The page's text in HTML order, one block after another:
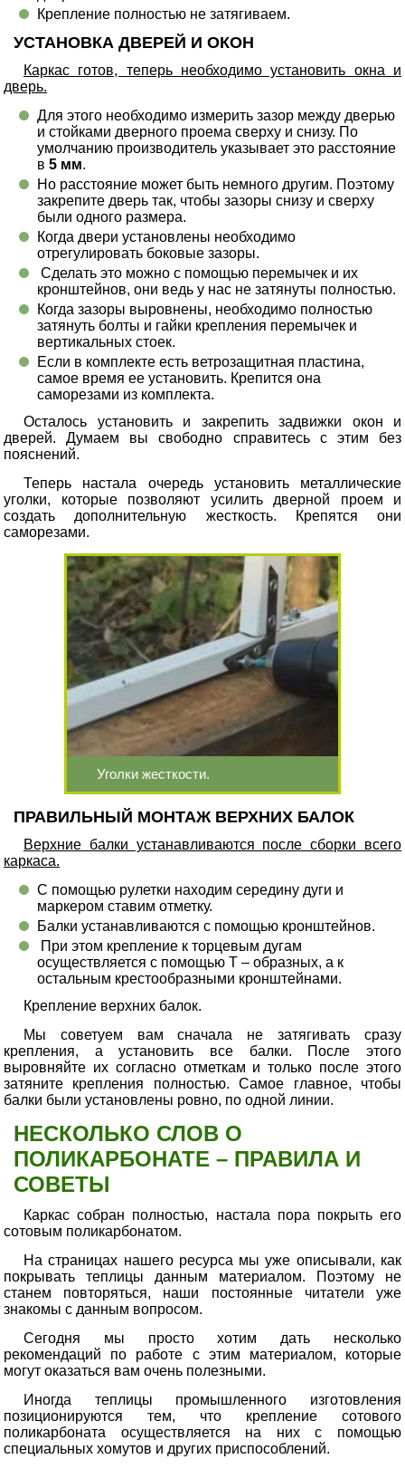
Крепление полностью не затягиваем.
УСТАНОВКА ДВЕРЕЙ И ОКОН
Каркас готов, теперь необходимо установить окна и
дверь.
Для этого необходимо измерить зазор между дверью
и стойками дверного проема сверху и снизу. По
умолчанию производитель указывает это расстояние
в 5 мм.
Но расстояние может быть немного другим. Поэтому
закрепите дверь так, чтобы зазоры снизу и сверху
были одного размера.
Когда двери установлены необходимо
отрегулировать боковые зазоры.
Сделать это можно с помощью перемычек и их
кронштейнов, они ведь у нас не затянуты полностью.
Когда зазоры выровнены, необходимо полностью
затянуть болты и гайки крепления перемычек и
вертикальных стоек.
Если в комплекте есть ветрозащитная пластина,
самое время ее установить. Крепится она
саморезами из комплекта.
Осталось установить и закрепить задвижки окон и
дверей. Думаем вы свободно справитесь с этим без
пояснений.
Теперь настала очередь установить металлические
уголки, которые позволяют усилить дверной проем и
создать дополнительную жесткость. Крепятся они
саморезами.
Уголки жесткости.
ПРАВИЛЬНЫЙ МОНТАЖ ВЕРХНИХ БАЛОК
Верхние балки устанавливаются после сборки всего
каркаса.
С помощью рулетки находим середину дуги и
маркером ставим отметку.
Балки устанавливаются с помощью кронштейнов.
При этом крепление к торцевым дугам
осуществляется с помощью Т – образных, а к
остальным крестообразными кронштейнами.
Крепление верхних балок.
Мы советуем вам сначала не затягивать сразу
крепления, а установить все балки. После этого
выровняйте их согласно отметкам и только после этого
затяните крепления полностью. Самое главное, чтобы
балки были установлены ровно, по одной линии.
НЕСКОЛЬКО СЛОВ О
ПОЛИКАРБОНАТЕ – ПРАВИЛА И
СОВЕТЫ
Каркас собран полностью, настала пора покрыть его
сотовым поликарбонатом.
На страницах нашего ресурса мы уже описывали, как
покрывать теплицы данным материалом. Поэтому не
станем повторяться, наши постоянные читатели уже
знакомы с данным вопросом.
Сегодня мы просто хотим дать несколько
рекомендаций по работе с этим материалом, которые
могут оказаться вам очень полезными.
Иногда теплицы промышленного изготовления
позиционируются тем, что крепление сотового
поликарбоната осуществляется на них с помощью
специальных хомутов и других приспособлений.